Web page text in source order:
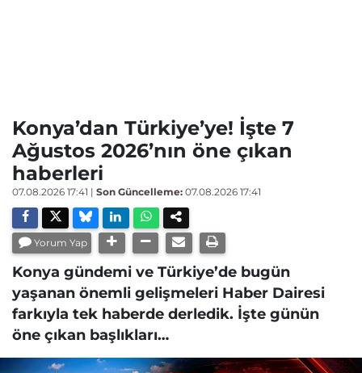
Konya’dan Türkiye’ye! İşte 7
Ağustos 2026’nın öne çıkan
haberleri
07.08.2026 17:41 | Son Güncelleme: 07.08.2026 17:41
Yorum Yap
Konya gündemi ve Türkiye’de bugün
yaşanan önemli gelişmeleri Haber Dairesi
farkıyla tek haberde derledik. İşte günün
öne çıkan başlıkları…